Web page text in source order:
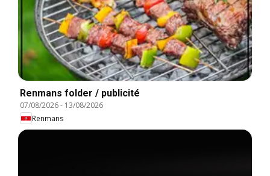
Renmans folder / publicité
07/08/2026- 13/08/2026
Renmans